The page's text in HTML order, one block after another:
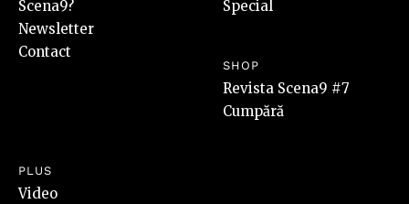
Scena9?
Newsletter
Contact
Special
SHOP
Revista Scena9 #7
Cumpără
PLUS
Video